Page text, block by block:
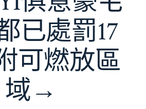
已處罰17
可燃放區
域→